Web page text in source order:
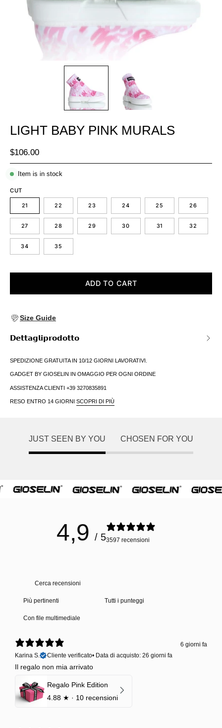
LIGHT BABY PINK MURALS
$106.00
Item is in stock
CUT
21 22 23 24 25 26
27 28 29 30 31 32
34 35
ADD TO CART
Size Guide
𝗗𝗲𝘁𝘁𝗮𝗴𝗹𝗶𝗽𝗿𝗼𝗱𝗼𝘁𝘁𝗼
SPEDIZIONE GRATUITA IN 10/12 GIORNI LAVORATIVI.
GADGET BY GIOSELIN IN OMAGGIO PER OGNI ORDINE
ASSISTENZA CLIENTI +39 3270835891
RESO ENTRO 14 GIORNI SCOPRI DI PIÙ
JUST SEEN BY YOU CHOSEN FOR YOU
4,9 / 53597 recensioni
Con file multimediale
6 giorni fa
Karina S.
Cliente verificato• Data di acquisto: 26 giorni fa
Il regalo non mia arrivato
Regalo Pink Edition
4.88 ★ · 10 recensioni